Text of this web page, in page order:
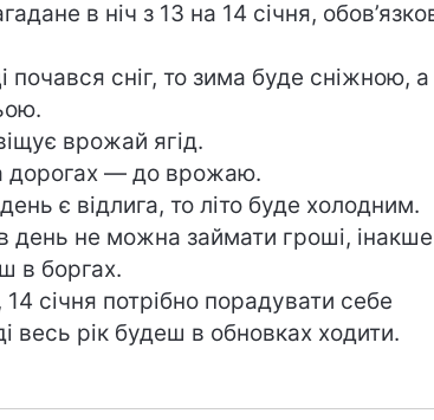
в ніч з 13 на 14 січня,
сніг, то зима буде сніжною, а
врожай ягід.
— до врожаю.
є відлига, то літо буде холодним.
день не можна займати гроші, інакше
в боргах.
січня потрібно порадувати себе
весь рік будеш в обновках ходити.